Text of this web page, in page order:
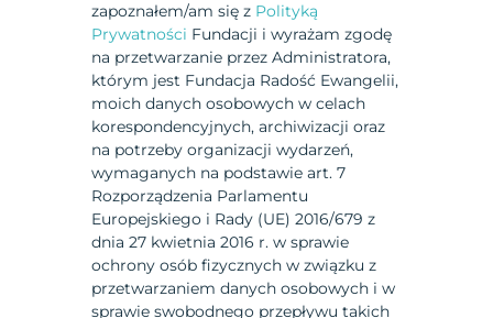
zapoznałem/am się z Polityką
Prywatności Fundacji i wyrażam zgodę
na przetwarzanie przez Administratora,
którym jest Fundacja Radość Ewangelii,
moich danych osobowych w celach
korespondencyjnych, archiwizacji oraz
na potrzeby organizacji wydarzeń,
wymaganych na podstawie art. 7
Rozporządzenia Parlamentu
Europejskiego i Rady (UE) 2016/679 z
dnia 27 kwietnia 2016 r. w sprawie
ochrony osób fizycznych w związku z
przetwarzaniem danych osobowych i w
sprawie swobodnego przepływu takich